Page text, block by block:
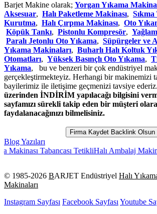
Barjet Makine olarak; Yorgan Yıkama
Aksesuar, Halı Paketleme Makinası,
Kurutma, Halı Çırpma Makinası, Oto
Köpük Tankı, Pistonlu Kompresör,
Paralı Jetonlu Oto Yıkama, Süpürgeler ve
Yıkama Makinaları, Buharlı Halı Koltuk
Otomatları, Yüksek Basınçlı Oto Yıkama,
Yıkama, bu ve benzeri bir çok endüstriyel
gerçekleştirmekteyiz. Herhangi bir makinemizi
bayilerimiz ile iletişime geçmenizi tavsiye ederiz.
üzerinden İNDİRİM yapılacağı bilgisini
sayfamızı sürekli takip eden bir müşteri
faydalanacağınızı bilmelisiniz.
Firma Kaydet Backlink Olsun
Blog Yazıları
Tabancası TetikliHalı Ambalaj Makinası
© 1985-2026 BARJET Endüstriyel Halı
Makinaları
Instagram Sayfası Facebook SayfasıYoutube